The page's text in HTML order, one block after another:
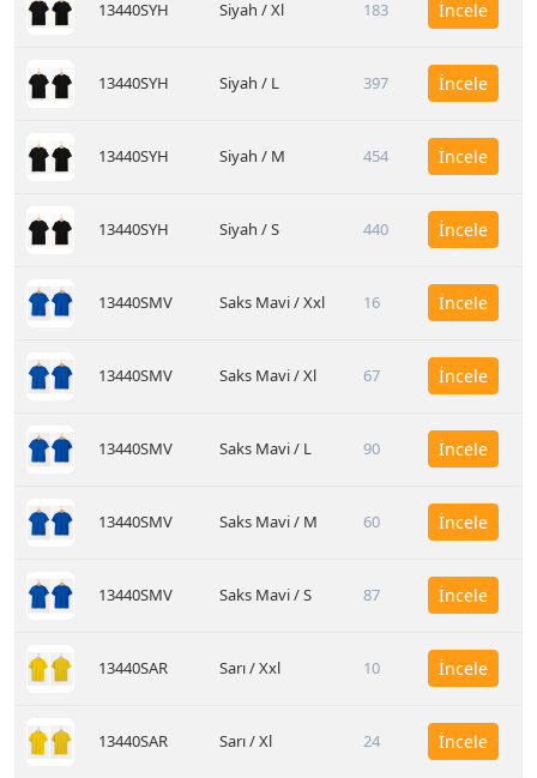
13440SYH Siyah / Xl 183 İncele
13440SYH Siyah / L 397 İncele
13440SYH Siyah / M 454 İncele
13440SYH Siyah / S 440 İncele
13440SMV Saks Mavi / Xxl 16 İncele
13440SMV Saks Mavi / Xl 67 İncele
13440SMV Saks Mavi / L 90 İncele
13440SMV Saks Mavi / M 60 İncele
13440SMV Saks Mavi / S 87 İncele
13440SAR Sarı / Xxl 10 İncele
13440SAR Sarı / Xl 24 İncele